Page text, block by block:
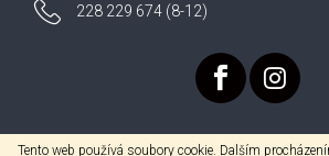
Tento web používá soubory cookie. Dalším
228 229 674 (8-12)